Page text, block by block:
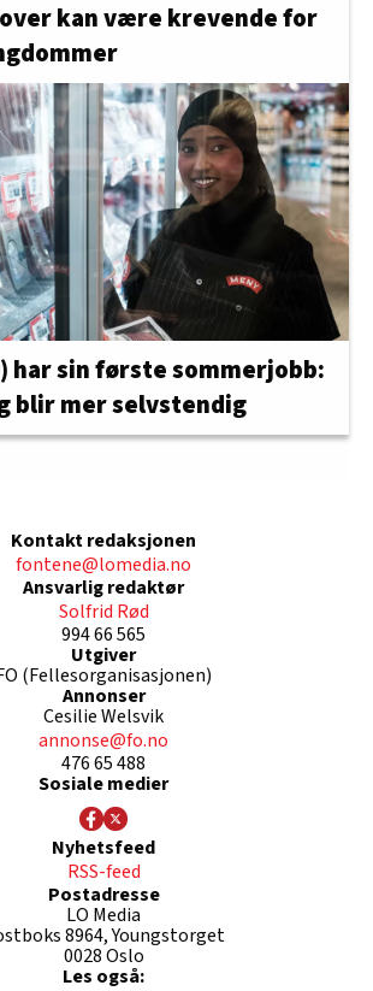
kan være krevende for
har sin første sommerjobb:
blir mer selvstendig
Kontakt redaksjonen
fontene@lomedia.no
Ansvarlig redaktør
Solfrid Rød
994 66 565
Utgiver
(Fellesorganisasjonen)
Annonser
Cesilie Welsvik
annonse@fo.no
476 65 488
Sosiale medier
Nyhetsfeed
RSS-feed
Postadresse
LO Media
8964, Youngstorget
0028 Oslo
Les også: